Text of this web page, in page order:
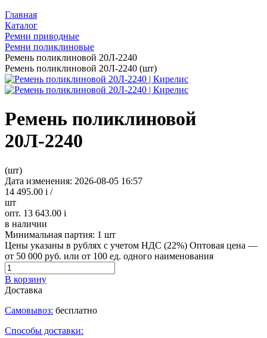
Главная
Каталог
Ремни приводные
Ремни поликлиновые
Ремень поликлиновой 20Л-2240
Ремень поликлиновой 20Л-2240 (шт)
Ремень поликлиновой
20Л-2240
(шт)
Дата изменения: 2026-08-05 16:57
14 495.00 i /
шт
опт. 13 643.00 i
в наличии
Минимальная партия: 1 шт
Цены указаны в рублях с учетом НДС (22%) Оптовая цена —
от 50 000 руб. или от 100 ед. одного наименования
В корзину
Доставка
Самовывоз: бесплатно
Способы доставки: